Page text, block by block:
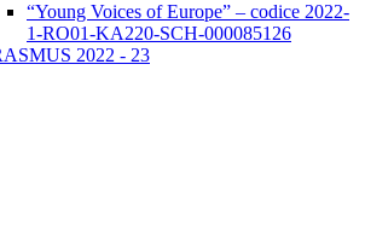
“Young Voices of Europe” – codice 2022-
1-RO01-KA220-SCH-000085126
2022 - 23